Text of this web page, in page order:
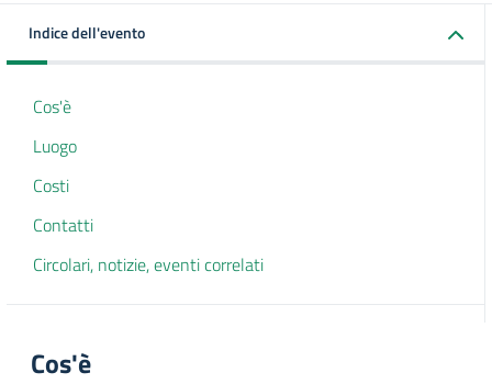
Indice dell'evento
Cos'è
Luogo
Costi
Contatti
Circolari, notizie, eventi correlati
Cos'è